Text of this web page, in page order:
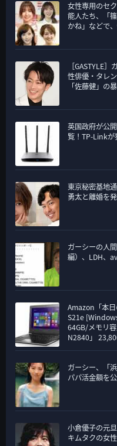
リ
ー
女性専用のセ
能人たち、「
かね」などで
［GASTYLE
性俳優・タレ
「佐藤健」の
英国政府が公
覧！TP-Linkが
東京秘密基地
勇太と離婚を発
ガーシーの人
編）、LDH、
Amazon「本
S21e
64GB/メモリ
N2840」
ガーシー、「
パパ活金額を
小倉優子の元
キムタクの女